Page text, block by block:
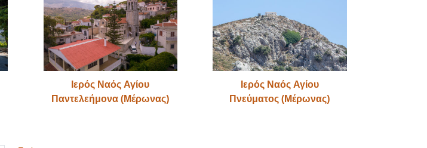
Ιερός Ναός Αγίου
Παντελεήμονα (Μέρωνας)
Ιερός Ναός Αγίου
Πνεύματος (Μέρωνας)